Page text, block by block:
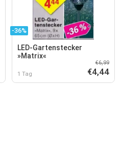
-36%
LED-Gartenstecker
»Matrix«
1 Tag
€6,99
€4,44